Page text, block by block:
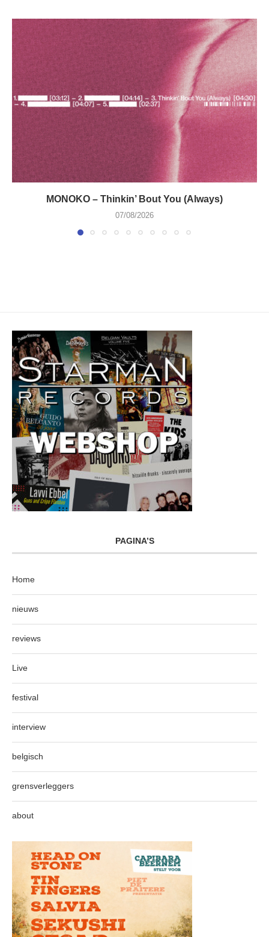
MONOKO – Thinkin’ Bout You (Always)
07/08/2026
PAGINA’S
Home
nieuws
reviews
Live
festival
interview
belgisch
grensverleggers
about